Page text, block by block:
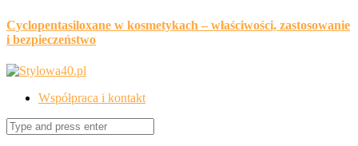
Cyclopentasiloxane w kosmetykach – właściwości, zastosowanie
i bezpieczeństwo
Współpraca i kontakt
Search
for: